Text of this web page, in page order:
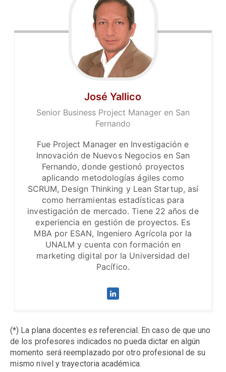
José Yallico
Senior Business Project Manager en San
Fernando
Fue Project Manager en Investigación e
Innovación de Nuevos Negocios en San
Fernando, donde gestionó proyectos
aplicando metodologías ágiles como
SCRUM, Design Thinking y Lean Startup, así
como herramientas estadísticas para
investigación de mercado. Tiene 22 años de
experiencia en gestión de proyectos. Es
MBA por ESAN, Ingeniero Agrícola por la
UNALM y cuenta con formación en
marketing digital por la Universidad del
Pacífico.
(*) La plana docentes es referencial. En caso de que uno
de los profesores indicados no pueda dictar en algún
momento será reemplazado por otro profesional de su
mismo nivel y trayectoria académica.